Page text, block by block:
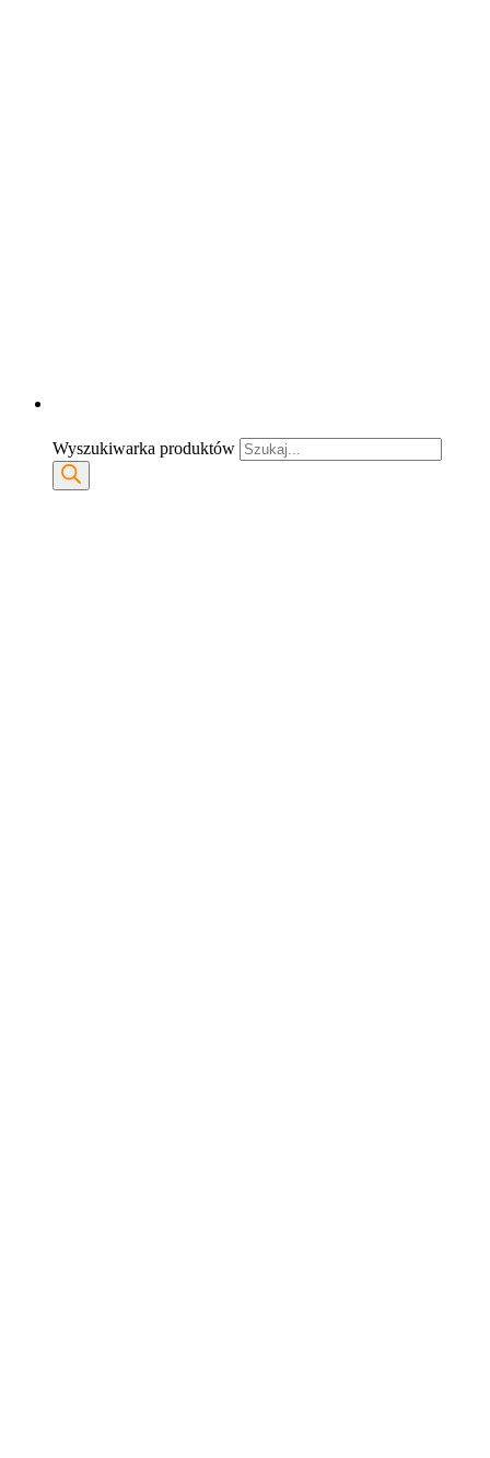
Wyszukiwarka produktów